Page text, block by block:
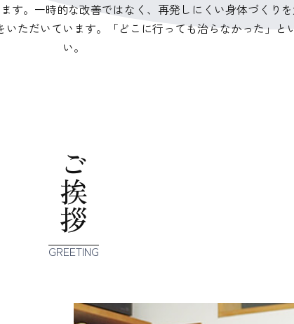
す。一時的な改善ではなく、再発しにくい身体づくり
ただいています。「どこに行っても治らなかった」と
い。
ご挨拶
GREETING